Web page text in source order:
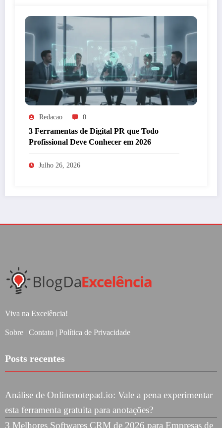
Redacao 0
3 Ferramentas de Digital PR que Todo
Profissional Deve Conhecer em 2026
Julho 26, 2026
Viva na Excelência!
Sobre | Contato | Política de Privacidade
Posts recentes
Análise de Onlinenotepad.io: Vale a pena experimentar
esta ferramenta gratuita para anotações?
3 Melhores Softwares CRM de 2026 para Empresas de